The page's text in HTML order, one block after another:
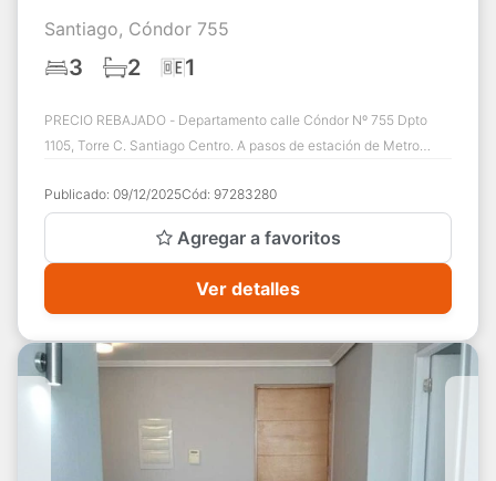
Santiago, Cóndor 755
3 2 1
PRECIO REBAJADO - Departamento calle Cóndor Nº 755 Dpto
1105, Torre C. Santiago Centro. A pasos de estación de Metro
Publicado: 09/12/2025Cód: 97283280
Agregar a favoritos
Ver detalles